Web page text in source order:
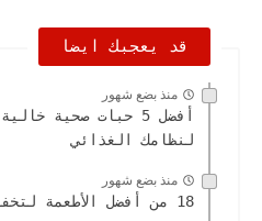
قد يعجبك ايضا
منذ بضع شهور
أفضل 5 حبات صحية
لنظامك الغذائي
منذ بضع شهور
18 من أفضل الأطعمة لتخفيف التوتر